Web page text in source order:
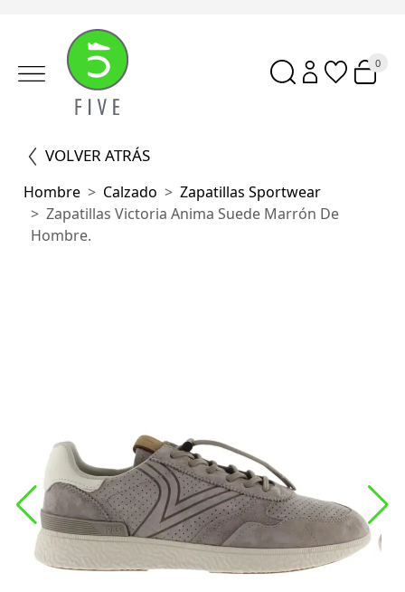
0
VOLVER ATRÁS
Hombre Calzado
Zapatillas Sportwear
Zapatillas Victoria Anima Suede Marrón De
Hombre.